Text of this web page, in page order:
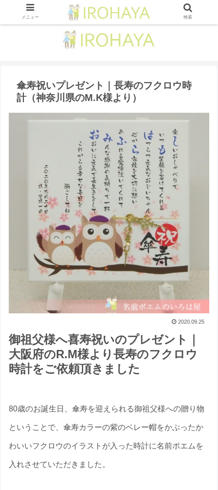
傘寿祝いプレゼント｜長寿のフクロウ時
計（神奈川県のM.K様より ）
2020.09.25
御祖父様へ喜寿祝いのプレゼント｜
大阪府のR.M様より長寿のフクロウ
時計をご依頼頂きました
80歳のお誕生日、傘寿を迎えられる御祖父様への贈り物
ということで、傘寿カラーの紫のベレー帽をかぶったか
わいいフクロウのイラストが入った時計に名前ポエムを
入れさせていただきました。
メニュー 検索